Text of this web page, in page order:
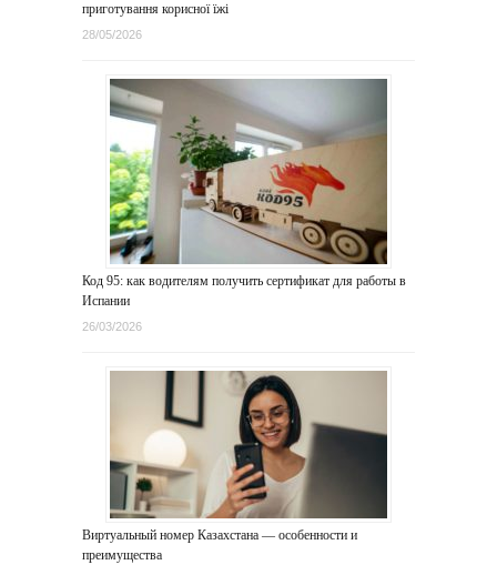
приготування корисної їжі
28/05/2026
Код 95: как водителям получить сертификат для работы в
Испании
26/03/2026
Виртуальный номер Казахстана — особенности и
преимущества